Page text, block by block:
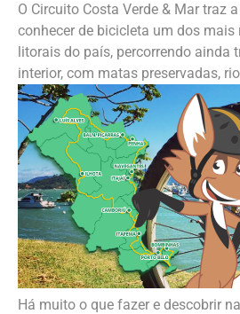
O Circuito Costa Verde & Mar traz
conhecer de bicicleta um dos mais
litorais do país, percorrendo ainda
interior, com matas preservadas,
Há muito o que fazer e descobrir